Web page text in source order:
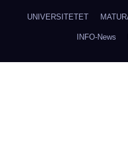
UNIVERSITETET
INFO-News